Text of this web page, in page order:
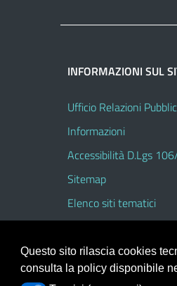
INFORMAZIONI SUL
Ufficio Relazioni
Informazioni
Accessibilità D.Lgs
Sitemap
Elenco siti tematici
Portale realizzato con
Questo sito rilascia cookies
consulta la policy disponibile